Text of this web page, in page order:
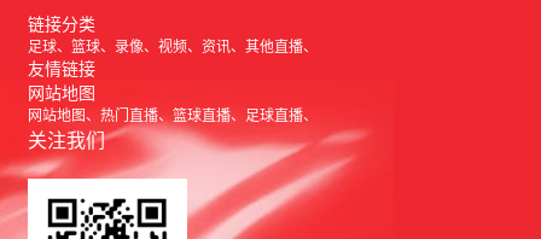
链接分类
足球 篮球 录像 视频 资讯 其他直播
友情链接
网站地图
网站地图 热门直播 篮球直播 足球直播
关注我们